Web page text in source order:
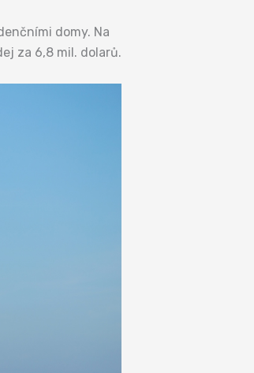
domy. Na
za 6,8 mil. dolarů.